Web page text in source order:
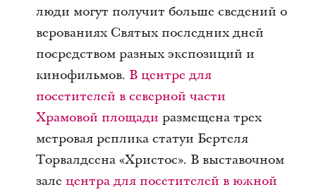
люди могут получит больше сведений о
верованиях Святых последних дней
посредством разных экспозиций и
кинофильмов. В центре для
посетителей в северной части
Храмовой площади размещена трех
метровая реплика статуи Бертеля
Торвалдсена «Христос». В выставочном
зале центра для посетителей в южной